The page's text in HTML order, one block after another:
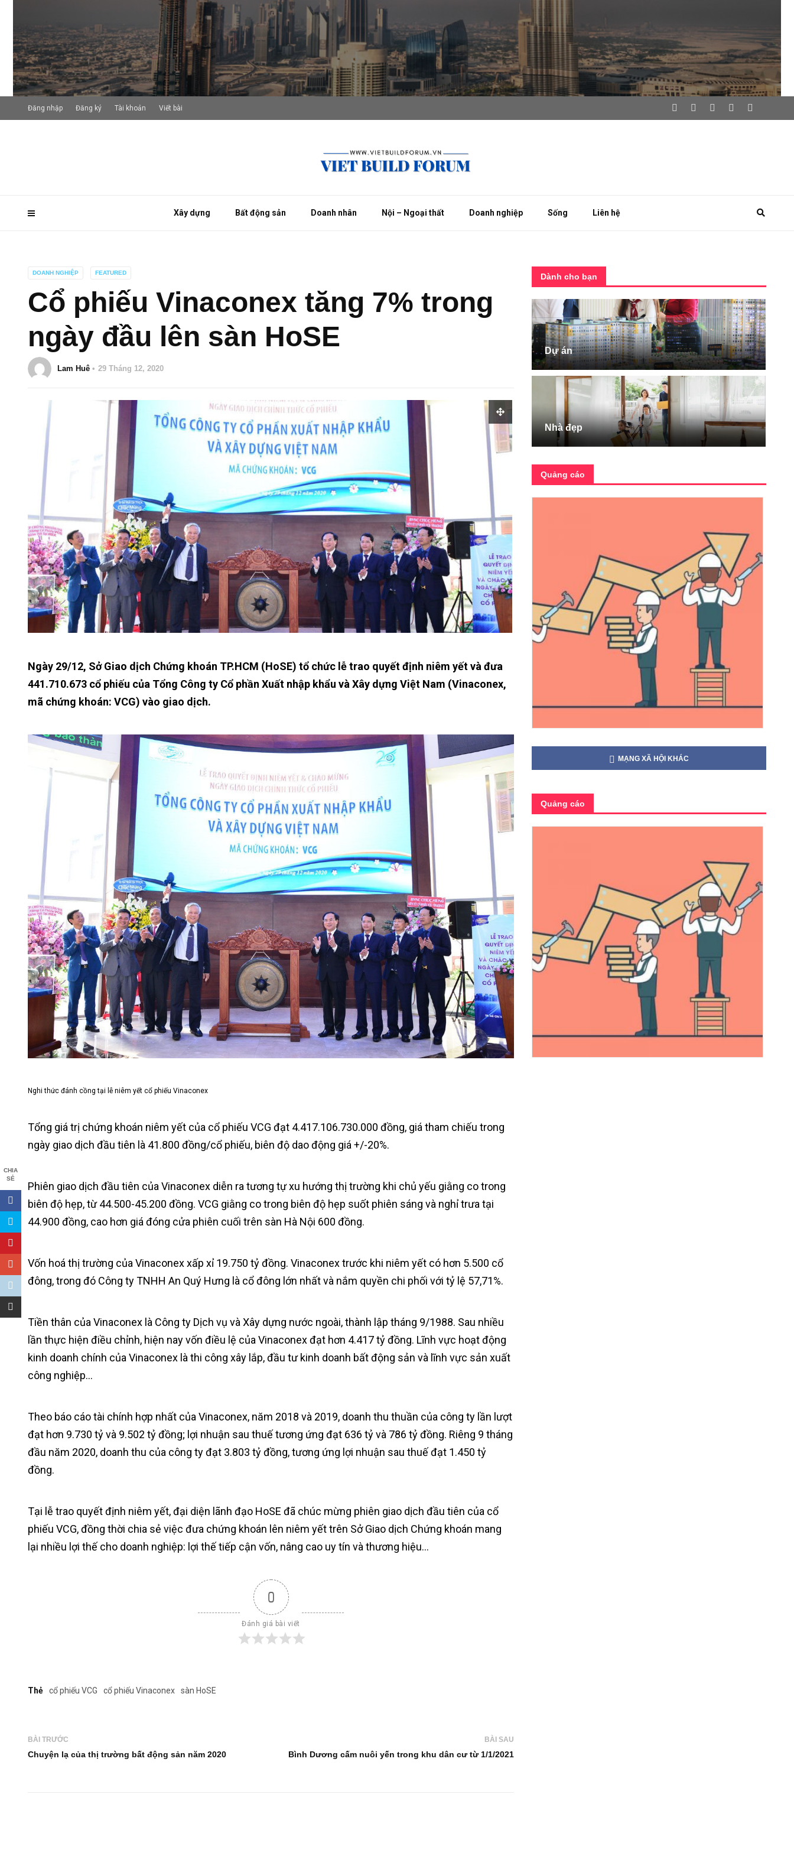
Xây dựng Bất động sản Doanh nhân Nội – Ngoại thất Doanh nghiệp Sống Liên hệ
Đăng nhập Đăng ký Tài khoản Viết bài
DOANH NGHIỆP FEATURED
Cổ phiếu Vinaconex tăng 7% trong
ngày đầu lên sàn HoSE
Lam Huê 29 Tháng 12, 2020
CHIA
SẺ
Ngày 29/12, Sở Giao dịch Chứng khoán TP.HCM (HoSE) tổ chức lễ trao quyết định niêm yết và đưa
441.710.673 cổ phiếu của Tổng Công ty Cổ phần Xuất nhập khẩu và Xây dựng Việt Nam (Vinaconex,
mã chứng khoán: VCG) vào giao dịch.
Nghi thức đánh cồng tại lễ niêm yết cổ phiếu Vinaconex
Tổng giá trị chứng khoán niêm yết của cổ phiếu VCG đạt 4.417.106.730.000 đồng, giá tham chiếu trong
ngày giao dịch đầu tiên là 41.800 đồng/cổ phiếu, biên độ dao động giá +/-20%.
Phiên giao dịch đầu tiên của Vinaconex diễn ra tương tự xu hướng thị trường khi chủ yếu giằng co trong
biên độ hẹp, từ 44.500-45.200 đồng. VCG giằng co trong biên độ hẹp suốt phiên sáng và nghỉ trưa tại
44.900 đồng, cao hơn giá đóng cửa phiên cuối trên sàn Hà Nội 600 đồng.
Vốn hoá thị trường của Vinaconex xấp xỉ 19.750 tỷ đồng. Vinaconex trước khi niêm yết có hơn 5.500 cổ
đông, trong đó Công ty TNHH An Quý Hưng là cổ đông lớn nhất và nắm quyền chi phối với tỷ lệ 57,71%.
Tiền thân của Vinaconex là Công ty Dịch vụ và Xây dựng nước ngoài, thành lập tháng 9/1988. Sau nhiều
lần thực hiện điều chỉnh, hiện nay vốn điều lệ của Vinaconex đạt hơn 4.417 tỷ đồng. Lĩnh vực hoạt động
kinh doanh chính của Vinaconex là thi công xây lắp, đầu tư kinh doanh bất động sản và lĩnh vực sản xuất
công nghiệp…
Theo báo cáo tài chính hợp nhất của Vinaconex, năm 2018 và 2019, doanh thu thuần của công ty lần lượt
đạt hơn 9.730 tỷ và 9.502 tỷ đồng; lợi nhuận sau thuế tương ứng đạt 636 tỷ và 786 tỷ đồng. Riêng 9 tháng
đầu năm 2020, doanh thu của công ty đạt 3.803 tỷ đồng, tương ứng lợi nhuận sau thuế đạt 1.450 tỷ
đồng.
Tại lễ trao quyết định niêm yết, đại diện lãnh đạo HoSE đã chúc mừng phiên giao dịch đầu tiên của cổ
phiếu VCG, đồng thời chia sẻ việc đưa chứng khoán lên niêm yết trên Sở Giao dịch Chứng khoán mang
lại nhiều lợi thế cho doanh nghiệp: lợi thế tiếp cận vốn, nâng cao uy tín và thương hiệu…
0
Đánh giá bài viết
Thẻ cổ phiếu VCG cổ phiếu Vinaconex sàn HoSE
BÀI TRƯỚC
Chuyện lạ của thị trường bất động sản năm 2020
BÀI SAU
Bình Dương cấm nuôi yến trong khu dân cư từ 1/1/2021
Dành cho bạn
Dự án
Nhà đẹp
Quảng cáo
MẠNG XÃ HỘI KHÁC
Quảng cáo